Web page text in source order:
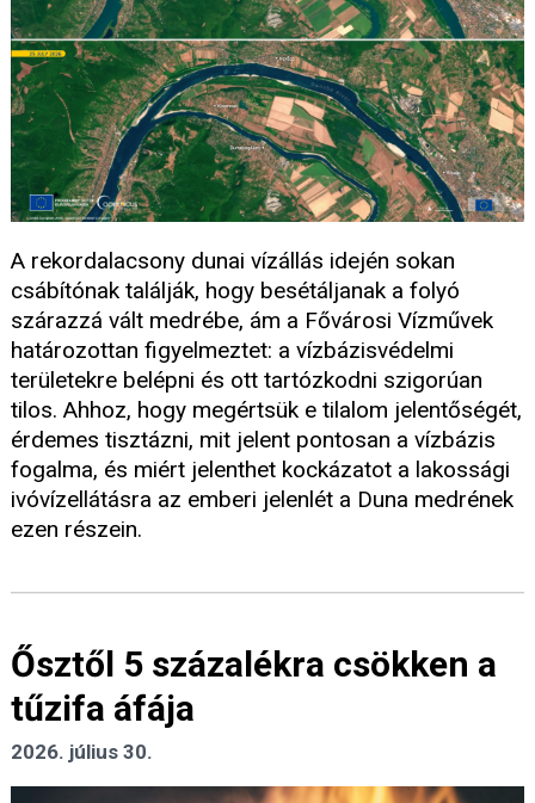
A rekordalacsony dunai vízállás idején sokan
csábítónak találják, hogy besétáljanak a folyó
szárazzá vált medrébe, ám a Fővárosi Vízművek
határozottan figyelmeztet: a vízbázisvédelmi
területekre belépni és ott tartózkodni szigorúan
tilos. Ahhoz, hogy megértsük e tilalom jelentőségét,
érdemes tisztázni, mit jelent pontosan a vízbázis
fogalma, és miért jelenthet kockázatot a lakossági
ivóvízellátásra az emberi jelenlét a Duna medrének
ezen részein.
Ősztől 5 százalékra csökken a
tűzifa áfája
2026. július 30.